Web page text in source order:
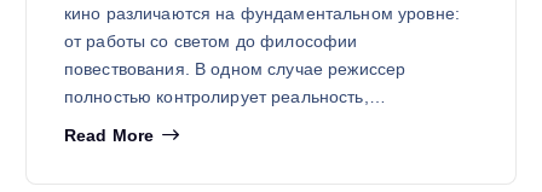
кино различаются на фундаментальном уровне:
от работы со светом до философии
повествования. В одном случае режиссер
полностью контролирует реальность,…
Read More